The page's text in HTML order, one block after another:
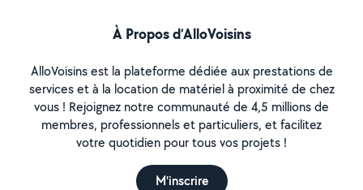
À Propos d’AlloVoisins
AlloVoisins est la plateforme dédiée aux prestations de
services et à la location de matériel à proximité de chez
vous ! Rejoignez notre communauté de 4,5 millions de
membres, professionnels et particuliers, et facilitez
votre quotidien pour tous vos projets !
M'inscrire